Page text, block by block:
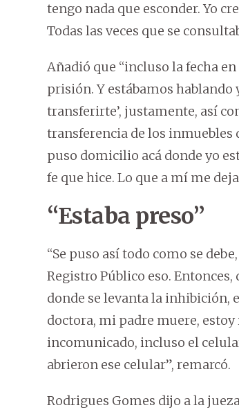
tengo nada que esconder. Yo
Todas las veces que se
Añadió que “incluso la fecha
prisión. Y estábamos hablando
transferirte’, justamente, así
transferencia de los inmuebles
puso domicilio acá donde yo
fe que hice. Lo que a mí me
“Estaba preso”
“Se puso así todo como se
Registro Público eso.
donde se levanta la inhibición,
doctora, mi padre muere,
incomunicado, incluso el
abrieron ese celular”, remarcó.
Rodrigues Gomes dijo a la